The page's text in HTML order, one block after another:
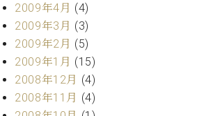
2009年4月 (4)
2009年3月 (3)
2009年2月 (5)
2009年1月 (15)
2008年12月 (4)
2008年11月 (4)